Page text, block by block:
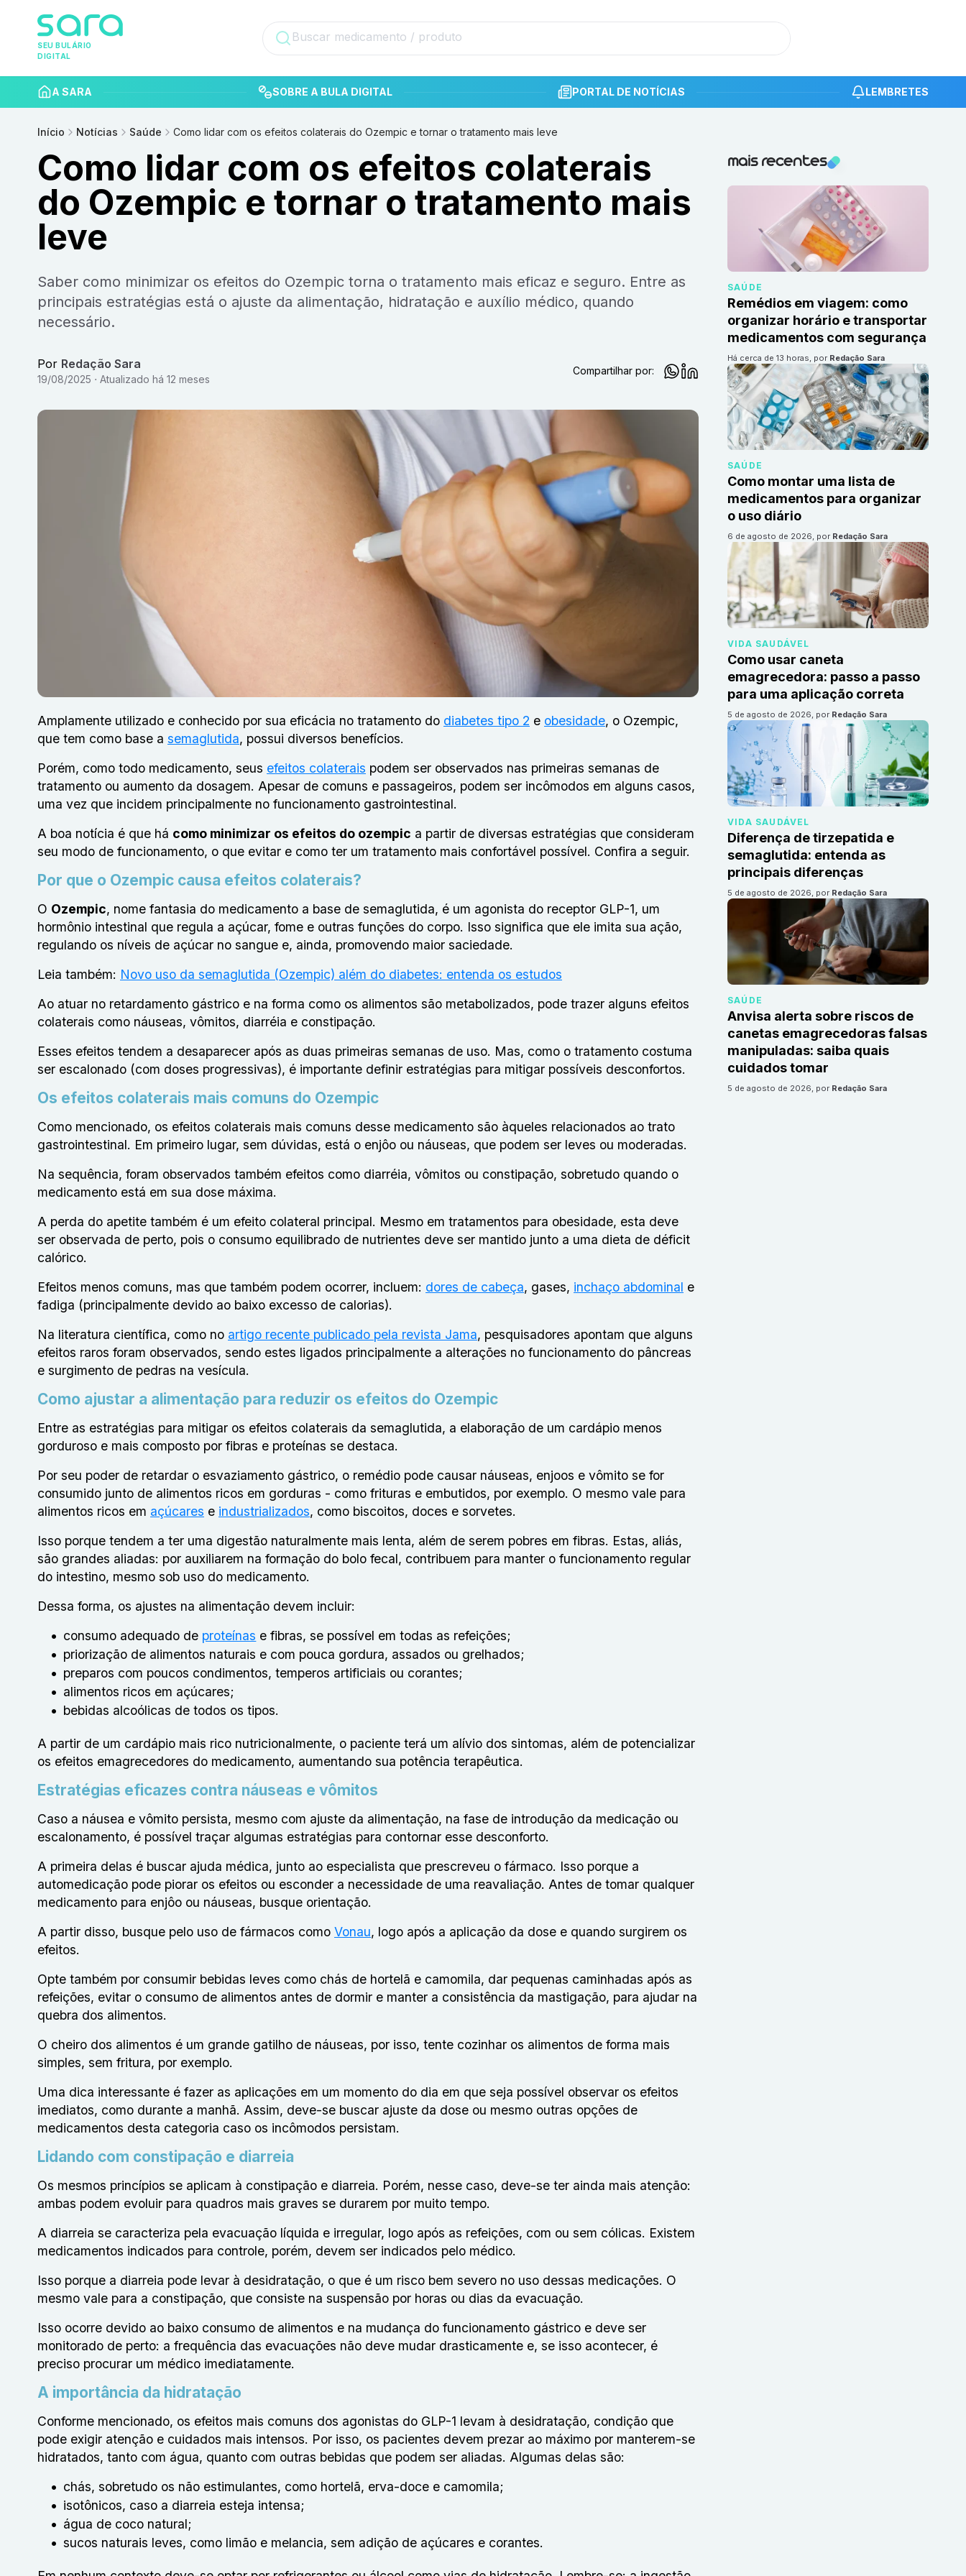
SEU BULÁRIO
DIGITAL
A SARA SOBRE A BULA DIGITAL PORTAL DE NOTÍCIAS LEMBRETES
Início Notícias Saúde Como lidar com os efeitos colaterais do Ozempic e tornar o tratamento mais leve
Como lidar com os efeitos colaterais
do Ozempic e tornar o tratamento mais
leve
Saber como minimizar os efeitos do Ozempic torna o tratamento mais eficaz e seguro. Entre as
principais estratégias está o ajuste da alimentação, hidratação e auxílio médico, quando
necessário.
Por Redação Sara
19/08/2025 Atualizado há 12 meses
Compartilhar por:
Amplamente utilizado e conhecido por sua eficácia no tratamento do diabetes tipo 2 e obesidade, o Ozempic,
que tem como base a semaglutida, possui diversos benefícios.
Porém, como todo medicamento, seus efeitos colaterais podem ser observados nas primeiras semanas de
tratamento ou aumento da dosagem. Apesar de comuns e passageiros, podem ser incômodos em alguns casos,
uma vez que incidem principalmente no funcionamento gastrointestinal.
A boa notícia é que há como minimizar os efeitos do ozempic a partir de diversas estratégias que consideram
seu modo de funcionamento, o que evitar e como ter um tratamento mais confortável possível. Confira a seguir.
Por que o Ozempic causa efeitos colaterais?
O Ozempic, nome fantasia do medicamento a base de semaglutida, é um agonista do receptor GLP-1, um
hormônio intestinal que regula a açúcar, fome e outras funções do corpo. Isso significa que ele imita sua ação,
regulando os níveis de açúcar no sangue e, ainda, promovendo maior saciedade.
Leia também: Novo uso da semaglutida (Ozempic) além do diabetes: entenda os estudos
Ao atuar no retardamento gástrico e na forma como os alimentos são metabolizados, pode trazer alguns efeitos
colaterais como náuseas, vômitos, diarréia e constipação.
Esses efeitos tendem a desaparecer após as duas primeiras semanas de uso. Mas, como o tratamento costuma
ser escalonado (com doses progressivas), é importante definir estratégias para mitigar possíveis desconfortos.
Os efeitos colaterais mais comuns do Ozempic
Como mencionado, os efeitos colaterais mais comuns desse medicamento são àqueles relacionados ao trato
gastrointestinal. Em primeiro lugar, sem dúvidas, está o enjôo ou náuseas, que podem ser leves ou moderadas.
Na sequência, foram observados também efeitos como diarréia, vômitos ou constipação, sobretudo quando o
medicamento está em sua dose máxima.
A perda do apetite também é um efeito colateral principal. Mesmo em tratamentos para obesidade, esta deve
ser observada de perto, pois o consumo equilibrado de nutrientes deve ser mantido junto a uma dieta de déficit
calórico.
Efeitos menos comuns, mas que também podem ocorrer, incluem: dores de cabeça, gases, inchaço abdominal e
fadiga (principalmente devido ao baixo excesso de calorias).
Na literatura científica, como no artigo recente publicado pela revista Jama, pesquisadores apontam que alguns
efeitos raros foram observados, sendo estes ligados principalmente a alterações no funcionamento do pâncreas
e surgimento de pedras na vesícula.
Como ajustar a alimentação para reduzir os efeitos do Ozempic
Entre as estratégias para mitigar os efeitos colaterais da semaglutida, a elaboração de um cardápio menos
gorduroso e mais composto por fibras e proteínas se destaca.
Por seu poder de retardar o esvaziamento gástrico, o remédio pode causar náuseas, enjoos e vômito se for
consumido junto de alimentos ricos em gorduras - como frituras e embutidos, por exemplo. O mesmo vale para
alimentos ricos em açúcares e industrializados, como biscoitos, doces e sorvetes.
Isso porque tendem a ter uma digestão naturalmente mais lenta, além de serem pobres em fibras. Estas, aliás,
são grandes aliadas: por auxiliarem na formação do bolo fecal, contribuem para manter o funcionamento regular
do intestino, mesmo sob uso do medicamento.
Dessa forma, os ajustes na alimentação devem incluir:
consumo adequado de proteínas e fibras, se possível em todas as refeições;
priorização de alimentos naturais e com pouca gordura, assados ou grelhados;
preparos com poucos condimentos, temperos artificiais ou corantes;
alimentos ricos em açúcares;
bebidas alcoólicas de todos os tipos.
A partir de um cardápio mais rico nutricionalmente, o paciente terá um alívio dos sintomas, além de potencializar
os efeitos emagrecedores do medicamento, aumentando sua potência terapêutica.
Estratégias eficazes contra náuseas e vômitos
Caso a náusea e vômito persista, mesmo com ajuste da alimentação, na fase de introdução da medicação ou
escalonamento, é possível traçar algumas estratégias para contornar esse desconforto.
A primeira delas é buscar ajuda médica, junto ao especialista que prescreveu o fármaco. Isso porque a
automedicação pode piorar os efeitos ou esconder a necessidade de uma reavaliação. Antes de tomar qualquer
medicamento para enjôo ou náuseas, busque orientação.
A partir disso, busque pelo uso de fármacos como Vonau, logo após a aplicação da dose e quando surgirem os
efeitos.
Opte também por consumir bebidas leves como chás de hortelã e camomila, dar pequenas caminhadas após as
refeições, evitar o consumo de alimentos antes de dormir e manter a consistência da mastigação, para ajudar na
quebra dos alimentos.
O cheiro dos alimentos é um grande gatilho de náuseas, por isso, tente cozinhar os alimentos de forma mais
simples, sem fritura, por exemplo.
Uma dica interessante é fazer as aplicações em um momento do dia em que seja possível observar os efeitos
imediatos, como durante a manhã. Assim, deve-se buscar ajuste da dose ou mesmo outras opções de
medicamentos desta categoria caso os incômodos persistam.
Lidando com constipação e diarreia
Os mesmos princípios se aplicam à constipação e diarreia. Porém, nesse caso, deve-se ter ainda mais atenção:
ambas podem evoluir para quadros mais graves se durarem por muito tempo.
A diarreia se caracteriza pela evacuação líquida e irregular, logo após as refeições, com ou sem cólicas. Existem
medicamentos indicados para controle, porém, devem ser indicados pelo médico.
Isso porque a diarreia pode levar à desidratação, o que é um risco bem severo no uso dessas medicações. O
mesmo vale para a constipação, que consiste na suspensão por horas ou dias da evacuação.
Isso ocorre devido ao baixo consumo de alimentos e na mudança do funcionamento gástrico e deve ser
monitorado de perto: a frequência das evacuações não deve mudar drasticamente e, se isso acontecer, é
preciso procurar um médico imediatamente.
A importância da hidratação
Conforme mencionado, os efeitos mais comuns dos agonistas do GLP-1 levam à desidratação, condição que
pode exigir atenção e cuidados mais intensos. Por isso, os pacientes devem prezar ao máximo por manterem-se
hidratados, tanto com água, quanto com outras bebidas que podem ser aliadas. Algumas delas são:
chás, sobretudo os não estimulantes, como hortelã, erva-doce e camomila;
isotônicos, caso a diarreia esteja intensa;
água de coco natural;
sucos naturais leves, como limão e melancia, sem adição de açúcares e corantes.
Notícias recentes
mais recentes
SAÚDE
Remédios em viagem: como
organizar horário e transportar
medicamentos com segurança
há cerca de 13 horas, por Redação Sara
SAÚDE
Como montar uma lista de
medicamentos para organizar
o uso diário
6 de agosto de 2026, por Redação Sara
VIDA SAUDÁVEL
Como usar caneta
emagrecedora: passo a passo
para uma aplicação correta
5 de agosto de 2026, por Redação Sara
VIDA SAUDÁVEL
Diferença de tirzepatida e
semaglutida: entenda as
principais diferenças
5 de agosto de 2026, por Redação Sara
SAÚDE
Anvisa alerta sobre riscos de
canetas emagrecedoras falsas
manipuladas: saiba quais
cuidados tomar
5 de agosto de 2026, por Redação Sara